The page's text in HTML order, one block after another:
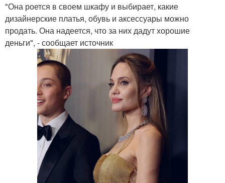
"Она роется в своем шкафу и выбирает, какие
дизайнерские платья, обувь и аксессуары можно
продать. Она надеется, что за них дадут хорошие
деньги", - сообщает источник